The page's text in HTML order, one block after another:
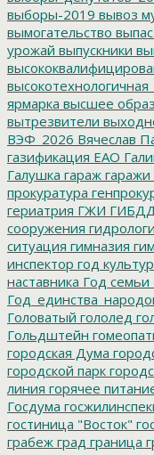
выборы-2019 вывоз
вымогательство
урожай выпускники
ярмарка высшее
вытрезвители
ВЭФ_2026 Вячеслав
газификация ЕАО
Галушка гараж гаражи
прокуратура
гериатрия ГЖИ ГИБДД
сооружения
ситуация гимназия
инспектор год
наставника Год семьи
Головатый гололед
Гольдштейн
городская Дума
городской парк
линия горячее
Госдума
гостиница "Восток"
грабеж град граница